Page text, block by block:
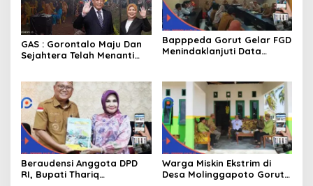
GAS : Gorontalo Maju Dan
Sejahtera Telah Menanti
Bapppeda Gorut Gelar FGD
Menindaklanjuti Data
Beraudensi Anggota DPD
RI, Bupati Thariq
Warga Miskin Ekstrim di
Desa Molinggapoto Gorut